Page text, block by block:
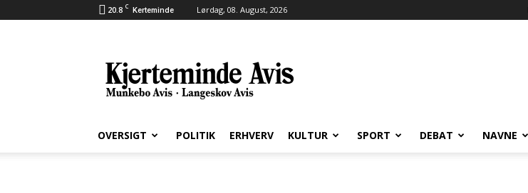
20.8 C Kerteminde Lørdag, 08. August, 2026
Avis
OVERSIGT POLITIK ERHVERV KULTUR SPORT DEBAT NAVNE